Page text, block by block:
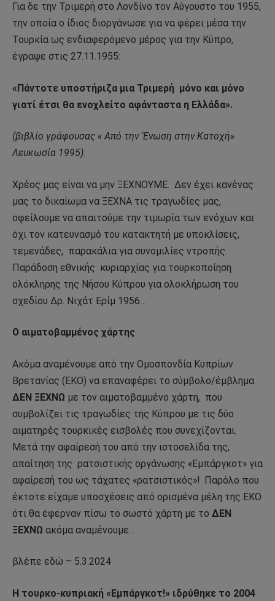
Για δε την Τριμερή στο Λονδίνο τον Αύγουστο του 1955,
την οποία ο ίδιος διοργάνωσε για να φέρει μέσα την
Τουρκία ως ενδιαφερόμενο μέρος για την Κύπρο,
έγραψε στις 27.11.1955:
«Πάντοτε υποστήριζα μια Τριμερή μόνο και μόνο
γιατί έτσι θα ενοχλείτο αφάνταστα η Ελλάδα».
(βιβλίο γράφουσας « Από την ‘Ενωση στην Κατοχή»
Λευκωσία 1995).
Χρέος μας είναι να μην ΞΕΧΝΟΥΜΕ.
Δεν έχει κανένας
μας το δικαίωμα να ΞΕΧΝΑ τις τραγωδίες μας,
οφείλουμε να απαιτούμε την τιμωρία των ενόχων και
όχι τον κατευνασμό του κατακτητή με υποκλίσεις,
τεμενάδες, παρακάλια για συνομιλίες ντροπής.
Παράδοση εθνικής κυριαρχίας για τουρκοποίηση
ολόκληρης της Νήσου Κύπρου για ολοκλήρωση του
σχεδίου Δρ. Νιχάτ Ερίμ 1956…
Ο αιματοβαμμένος χάρτης
Ακόμα αναμένουμε από την Ομοσπονδία Κυπρίων
Βρετανίας (ΕΚΟ) να επαναφέρει το σύμβολο/έμβλημα
ΔΕΝ ΞΕΧΝΩ με τον αιματοβαμμένο χάρτη, που
συμβολίζει τις τραγωδίες της Κύπρου με τις δύο
αιματηρές τουρκικές εισβολές που συνεχίζονται.
Μετά την αφαίρεσή του από την ιστοσελίδα της,
απαίτηση της ρατσιστικής οργάνωσης «Εμπάργκοτ» για
αφαίρεσή του ως τάχατες «ρατσιστικός»! Παρόλο που
έκτοτε είχαμε υποσχέσεις από ορισμένα μέλη της ΕΚΟ
ότι θα έφερναν πίσω το σωστό χάρτη με το ΔΕΝ
ΞΕΧΝΩ ακόμα αναμένουμε…
βλέπε εδώ – 5.3.2024
Η τουρκο-κυπριακή «Εμπάργκοτ!» ιδρύθηκε το 2004